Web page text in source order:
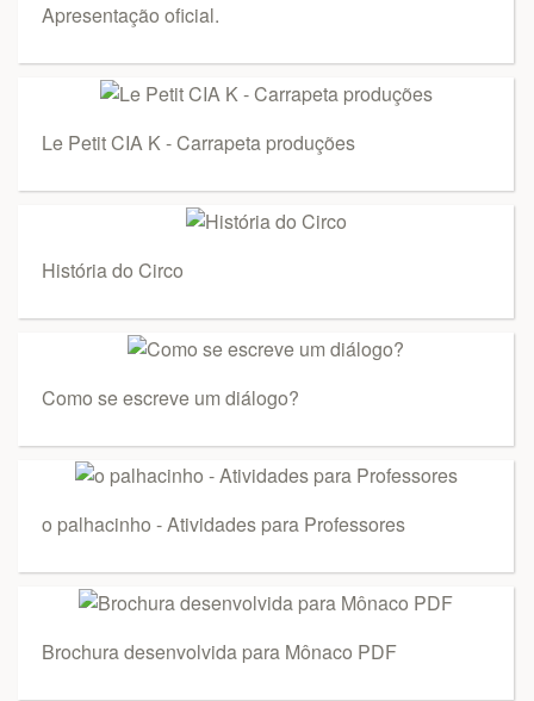
Apresentação oficial.
Le Petit CIA K - Carrapeta produções
História do Circo
Como se escreve um diálogo?
o palhacinho - Atividades para Professores
Brochura desenvolvida para Mônaco PDF